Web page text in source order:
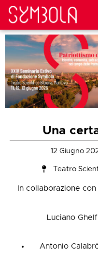
Una
12 Giugno
Teatro
In collaborazione
Luciano
Antonio